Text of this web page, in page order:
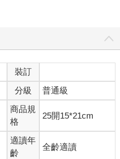
裝訂
分級 普通級
商品規
格
25開15*21cm
適讀年
齡
全齡適讀